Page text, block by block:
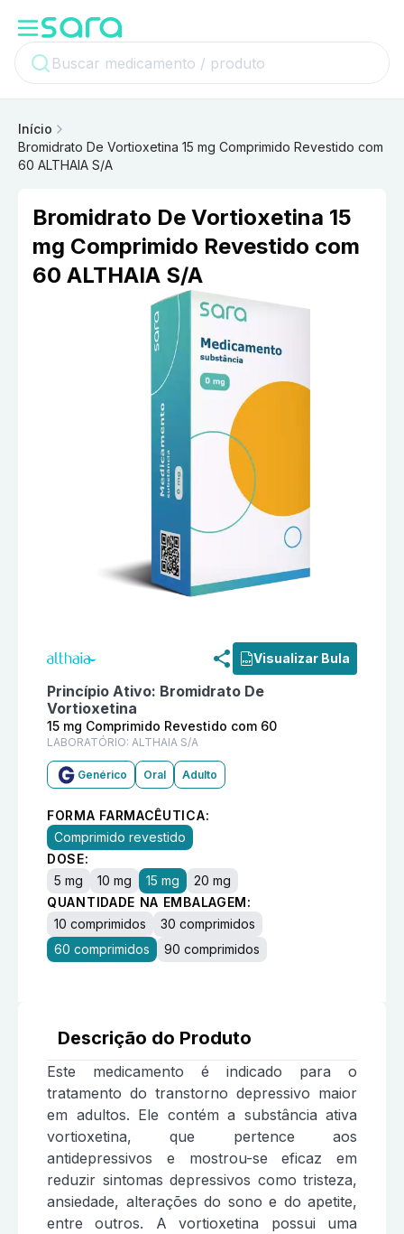
Início
Bromidrato De Vortioxetina 15 mg Comprimido Revestido com
60 ALTHAIA S/A
Bromidrato De Vortioxetina 15
mg Comprimido Revestido com
60 ALTHAIA S/A
Visualizar Bula
Princípio Ativo: Bromidrato De
Vortioxetina
15 mg Comprimido Revestido com 60
LABORATÓRIO: ALTHAIA S/A
Genérico Oral Adulto
FORMA FARMACÊUTICA:
Comprimido revestido
DOSE:
5 mg
10 mg 15 mg
20 mg
QUANTIDADE NA EMBALAGEM:
10 comprimidos
30 comprimidos
60 comprimidos
90 comprimidos
Descrição do Produto
Este medicamento é indicado para o
tratamento do transtorno depressivo maior
em adultos. Ele contém a substância ativa
vortioxetina, que pertence aos
antidepressivos e mostrou-se eficaz em
reduzir sintomas depressivos como tristeza,
ansiedade, alterações do sono e do apetite,
entre outros. A vortioxetina possui uma